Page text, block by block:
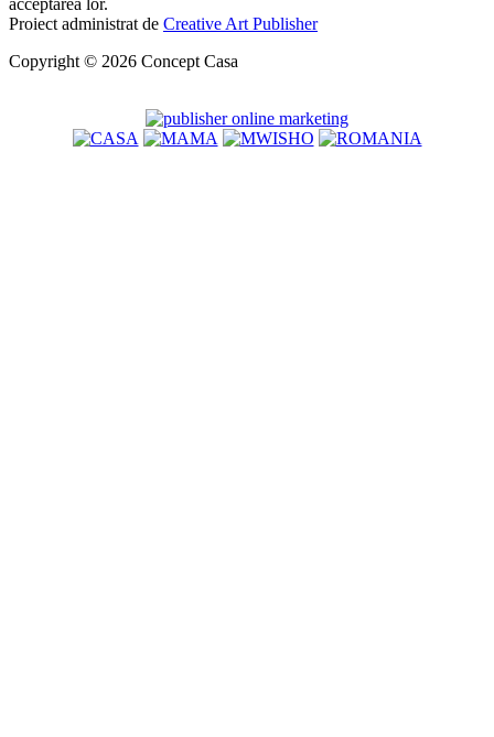
Proiect administrat de Creative Art Publisher
Copyright © 2026 Concept Casa